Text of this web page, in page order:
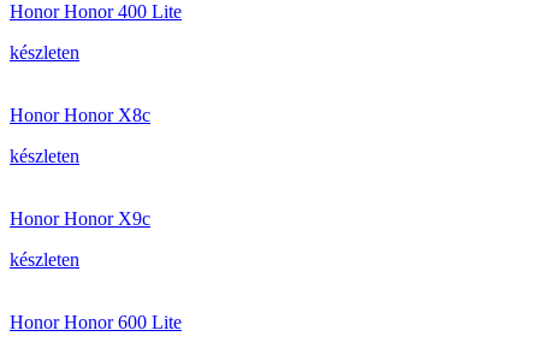
Honor Honor 400 Lite
készleten
Honor Honor X8c
készleten
Honor Honor X9c
készleten
Honor Honor 600 Lite